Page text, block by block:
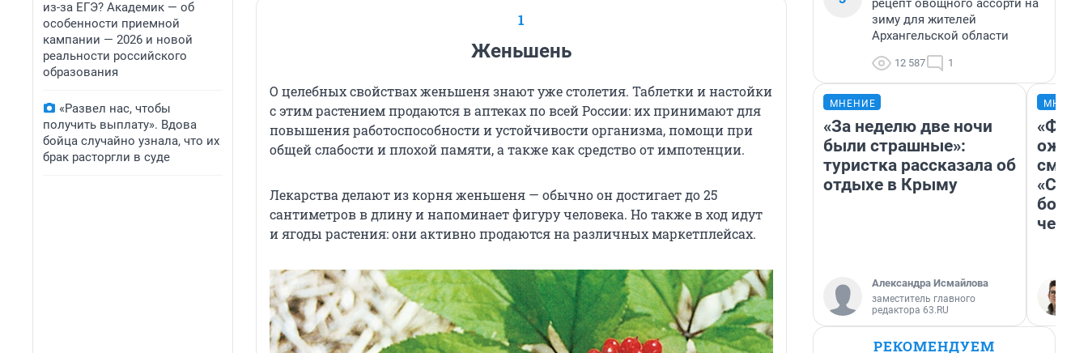
из-за ЕГЭ? Академик — об
особенности приемной
кампании — 2026 и новой
реальности российского
образования
«Развел нас, чтобы
получить выплату». Вдова
бойца случайно узнала, что их
брак расторгли в суде
1
Женьшень
О целебных свойствах женьшеня знают уже столетия. Таблетки и настойки
с этим растением продаются в аптеках по всей России: их принимают для
повышения работоспособности и устойчивости организма, помощи при
общей слабости и плохой памяти, а также как средство от импотенции.
Лекарства делают из корня женьшеня — обычно он достигает до 25
сантиметров в длину и напоминает фигуру человека. Но также в ход идут
и ягоды растения: они активно продаются на различных маркетплейсах.
рецепт овощного ассорти на
зиму для жителей
Архангельской области
12 587 1
МНЕНИЕ
«За неделю две ночи
были страшные»:
туристка рассказала об
отдыхе в Крыму
Александра Исмайлова
заместитель главного
редактора 63.RU
РЕКОМЕНДУЕМ